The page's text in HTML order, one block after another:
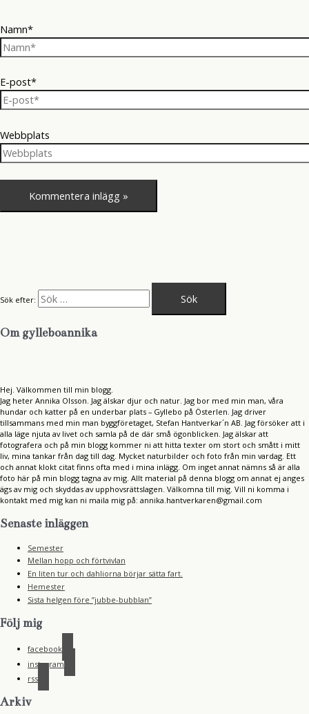
Namn*
E-post*
Webbplats
Sök efter:
Om gylleboannika
Hej. Välkommen till min blogg.
Jag heter Annika Olsson. Jag älskar djur och natur. Jag bor med min man, våra
hundar och katter på en underbar plats – Gyllebo på Österlen. Jag driver
tillsammans med min man byggföretaget, Stefan Hantverkar´n AB. Jag försöker att i
alla läge njuta av livet och samla på de där små ögonblicken. Jag älskar att
fotografera och på min blogg kommer ni att hitta texter om stort och smått i mitt
liv, mina tankar från dag till dag. Mycket naturbilder och foto från min vardag. Ett
och annat klokt citat finns ofta med i mina inlägg. Om inget annat nämns så är alla
foto här på min blogg tagna av mig. Allt material på denna blogg om annat ej anges
ägs av mig och skyddas av upphovsrättslagen. Välkomna till mig. Vill ni komma i
kontakt med mig kan ni maila mig på: annika.hantverkaren@gmail.com
Senaste inläggen
Semester
Mellan hopp och förtvivlan
En liten tur och dahliorna börjar sätta fart.
Hemester
Sista helgen före ”jubbe-bubblan”
Följ mig
facebook
instagram
rss
Arkiv